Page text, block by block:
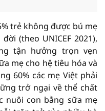
trẻ không được bú mẹ
(theo UNICEF 2021),
tận hưởng trọn vẹn
mẹ cho hệ tiêu hóa và
60% các mẹ Việt phải
trở ngại về thể chất
nuôi con bằng sữa mẹ